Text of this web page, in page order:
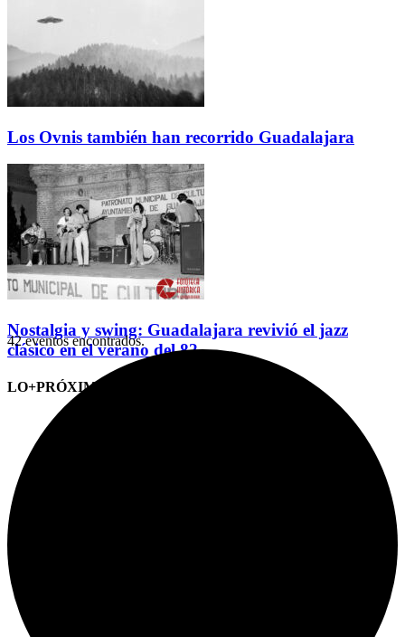
Los Ovnis también han recorrido Guadalajara
Nostalgia y swing: Guadalajara revivió el jazz
clásico en el verano del 82
LO+PRÓXIMO (CITAS)
42 eventos encontrados.